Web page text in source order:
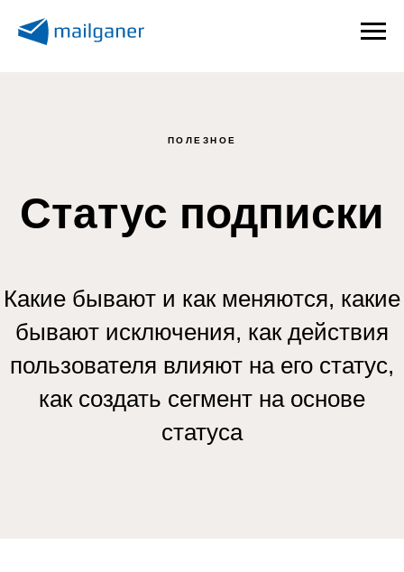
ПОЛЕЗНОЕ
Статус подписки
Какие бывают и как меняются, какие
бывают исключения, как действия
пользователя влияют на его статус,
как создать сегмент на основе
статуса